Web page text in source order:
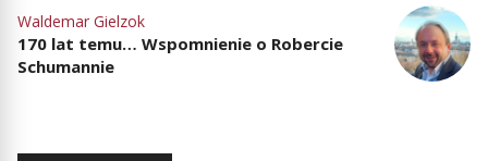
Waldemar Gielzok
170 lat temu… Wspomnienie o Robercie
Schumannie